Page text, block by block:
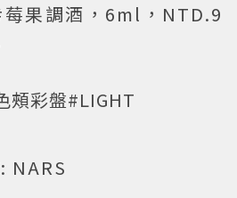
果調酒，6ml，NTD.9
頰彩盤#LIGHT
NARS